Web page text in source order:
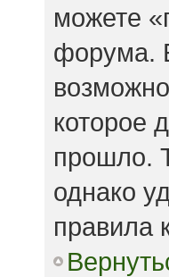
можете
форума.
которое
прошло.
однако
правила